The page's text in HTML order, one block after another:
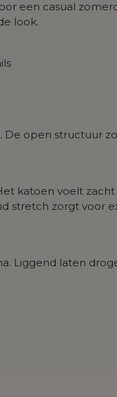
een casual
look.
De open structuur
katoen voelt zacht
stretch zorgt voor
Liggend laten